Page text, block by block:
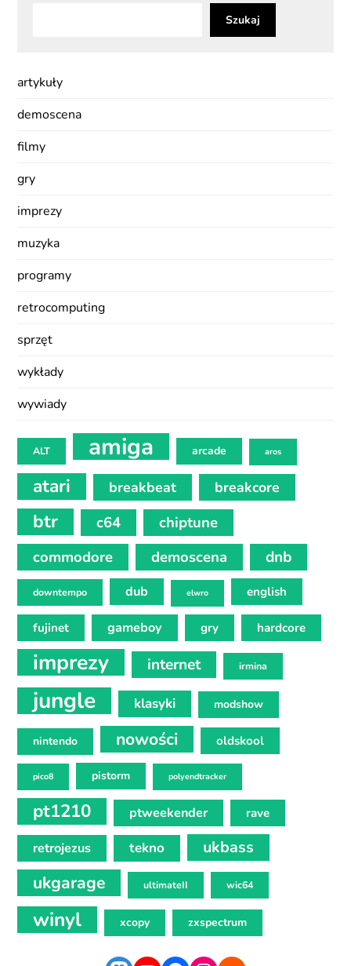
Szukaj
artykuły
demoscena
filmy
gry
imprezy
muzyka
programy
retrocomputing
sprzęt
wykłady
wywiady
ALT amiga arcade aros
atari breakbeat breakcore
btr c64
chiptune
commodore
demoscena dnb
downtempo dub elwro english
fujinet gameboy gry hardcore
imprezy internet irmina
jungle klasyki modshow
nintendo nowości oldskool
pico8 pistorm polyendtracker
pt1210 ptweekender rave
retrojezus tekno ukbass
ukgarage ultimateII wic64
winyl xcopy zxspectrum